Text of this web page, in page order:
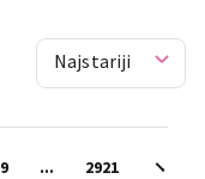
Najstariji
... 2921